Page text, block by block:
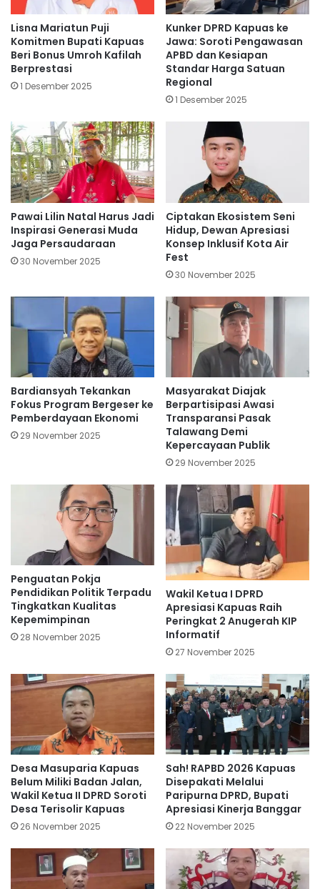
Lisna Mariatun Puji
Komitmen Bupati Kapuas
Beri Bonus Umroh Kafilah
Berprestasi
1 Desember 2025
Kunker DPRD Kapuas ke
Jawa: Soroti Pengawasan
APBD dan Kesiapan
Standar Harga Satuan
Regional
1 Desember 2025
Pawai Lilin Natal Harus Jadi
Inspirasi Generasi Muda
Jaga Persaudaraan
30 November 2025
Ciptakan Ekosistem Seni
Hidup, Dewan Apresiasi
Konsep Inklusif Kota Air
Fest
30 November 2025
Bardiansyah Tekankan
Fokus Program Bergeser ke
Pemberdayaan Ekonomi
29 November 2025
Masyarakat Diajak
Berpartisipasi Awasi
Transparansi Pasak
Talawang Demi
Kepercayaan Publik
29 November 2025
Penguatan Pokja
Pendidikan Politik Terpadu
Tingkatkan Kualitas
Kepemimpinan
28 November 2025
Wakil Ketua I DPRD
Apresiasi Kapuas Raih
Peringkat 2 Anugerah KIP
Informatif
27 November 2025
Desa Masuparia Kapuas
Belum Miliki Badan Jalan,
Wakil Ketua II DPRD Soroti
Desa Terisolir Kapuas
26 November 2025
Sah! RAPBD 2026 Kapuas
Disepakati Melalui
Paripurna DPRD, Bupati
Apresiasi Kinerja Banggar
22 November 2025